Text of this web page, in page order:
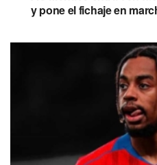
y pone el fichaje en